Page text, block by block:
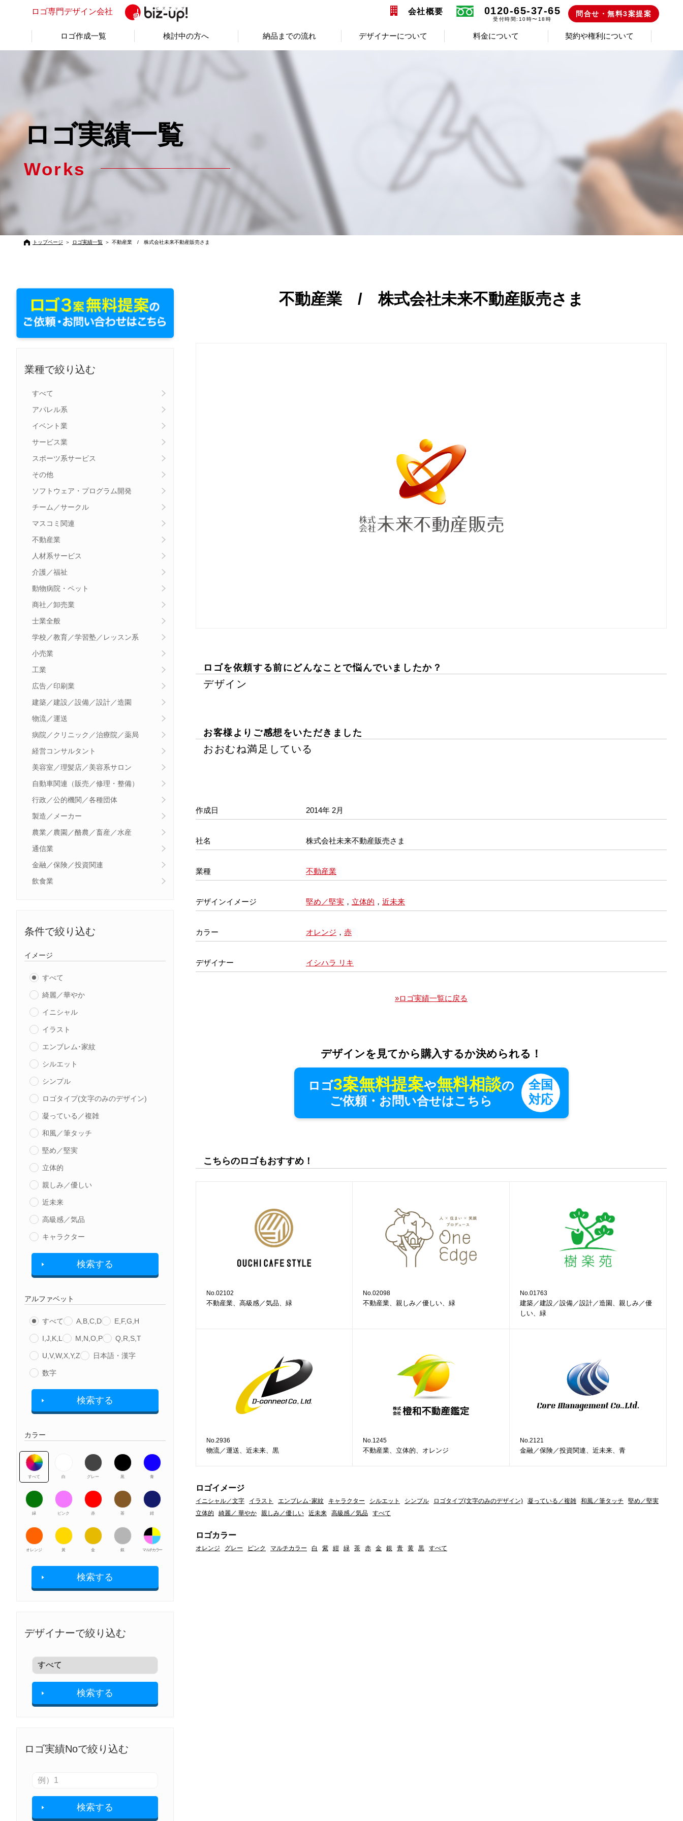
ロゴ専門デザイン会社 会社概要 0120-65-37-65
受付時間:10時〜18時
問合せ・無料3案提案
ロゴ作成一覧 検討中の方へ 納品までの流れ デザイナーについて 料金について 契約や権利について
ロゴ実績一覧
Works
トップページ ＞ ロゴ実績一覧 ＞ 不動産業 / 株式会社未来不動産販売さま
業種で絞り込む
すべて
アパレル系
イベント業
サービス業
スポーツ系サービス
その他
ソフトウェア・プログラム開発
チーム／サークル
マスコミ関連
不動産業
人材系サービス
介護／福祉
動物病院・ペット
商社／卸売業
士業全般
学校／教育／学習塾／レッスン系
小売業
工業
広告／印刷業
建築／建設／設備／設計／造園
物流／運送
病院／クリニック／治療院／薬局
経営コンサルタント
美容室／理髪店／美容系サロン
自動車関連（販売／修理・整備）
行政／公的機関／各種団体
製造／メーカー
農業／農園／酪農／畜産／水産
通信業
金融／保険／投資関連
飲食業
条件で絞り込む
イメージ
すべて
綺麗／華やか
イニシャル
イラスト
エンブレム･家紋
シルエット
シンプル
ロゴタイプ(文字のみのデザイン)
凝っている／複雑
和風／筆タッチ
堅め／堅実
立体的
親しみ／優しい
近未来
高級感／気品
キャラクター
検索する
アルファベット
すべて A,B,C,D E,F,G,H
I,J,K,L M,N,O,P Q,R,S,T
U,V,W,X,Y,Z 日本語・漢字
数字
検索する
カラー
すべて 白 グレー 黒 青
緑 ピンク 赤 茶 紺
オレンジ 黃 金 銀 マルチカラー
検索する
デザイナーで絞り込む
検索する
ロゴ実績Noで絞り込む
検索する
不動産業 / 株式会社未来不動産販売さま
ロゴを依頼する前にどんなことで悩んでいましたか？
デザイン
お客様よりご感想をいただきました
おおむね満足している
作成日 2014年 2月
社名 株式会社未来不動産販売さま
業種 不動産業
デザインイメージ 堅め／堅実 ， 立体的 ， 近未来
カラー オレンジ ， 赤
デザイナー イシハラ リキ
»ロゴ実績一覧に戻る
デザインを見てから購入するか決められる！
ロゴ3案無料提案や無料相談の
ご依頼・お問い合せはこちら
全国
対応
こちらのロゴもおすすめ！
No.02102
不動産業、高級感／気品、緑
No.02098
不動産業、親しみ／優しい、緑
No.01763
建築／建設／設備／設計／造園、親しみ／優
しい、緑
No.2936
物流／運送、近未来、黒
No.1245
不動産業、立体的、オレンジ
No.2121
金融／保険／投資関連、近未来、青
ロゴイメージ
イニシャル／文字 イラスト エンブレム･家紋 キャラクター シルエット シンプル ロゴタイプ(文字のみのデザイン) 凝っている／複雑 和風／筆タッチ
堅め／堅実
立体的
綺麗／ 華やか 親しみ／優しい 近未来 高級感／気品 すべて
ロゴカラー
オレンジ グレー ピンク マルチカラー 白 紫 紺 緑 茶 赤 金 銀 青 黄 黒 すべて